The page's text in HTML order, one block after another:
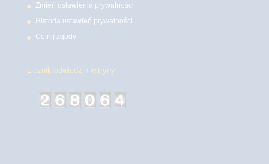
Zmień ustawienia prywatności
Historia ustawień prywatności
Cofnij zgody
Licznik odwiedzin witryny